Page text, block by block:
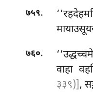
७५९.
७६०.
वाहा
३३९)],